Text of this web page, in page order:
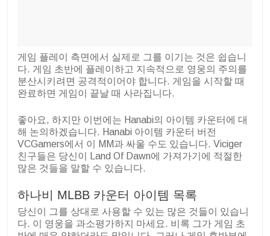
게임 플레이 측면에서 실제로 그를 이기는 것은 쉽습니
다. 게임 초반에 플레이하고 지속적으로 영웅의 주의를
분산시키려면 공격적이어야 합니다. 게임을 시작할 때
완료하면 게임이 끝날 때 사라집니다.
좋아요, 하지만 이번에는 Hanabi의 아이템 카운터에 대
해 논의하겠습니다. Hanabi 아이템 카운터 버전
VCGamers에서 이 MM과 싸울 수도 있습니다. Viciger
친구들은 당신이 Land Of Dawn에 가져가기에 적절한
많은 것들을 말할 수 있습니다.
하나비 MLBB 카운터 아이템 목록
당신이 그를 상대로 사용할 수 있는 많은 것들이 있습니
다. 이 영웅을 과소평가하지 마세요. 비록 그가 게임 초